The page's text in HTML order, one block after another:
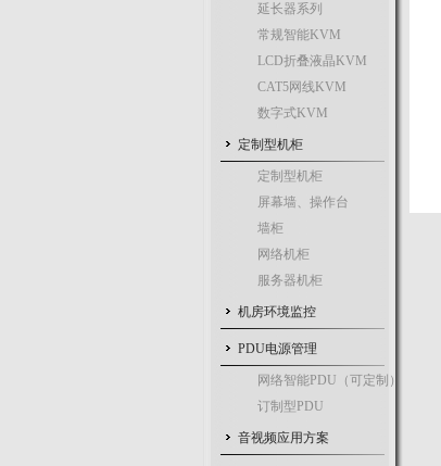
延长器系列
常规智能KVM
LCD折叠液晶KVM
CAT5网线KVM
数字式KVM
定制型机柜
定制型机柜
屏幕墙、操作台
墙柜
网络机柜
服务器机柜
机房环境监控
PDU电源管理
网络智能PDU（可定制）
订制型PDU
音视频应用方案